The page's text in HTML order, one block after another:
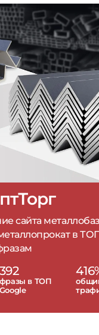
сайта
в
392
фразы в ТОП
Google